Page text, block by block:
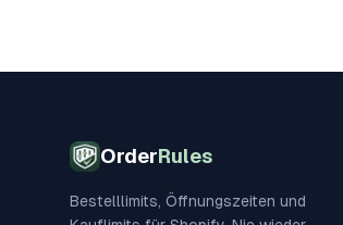
OrderRules
Bestelllimits, Öffnungszeiten und